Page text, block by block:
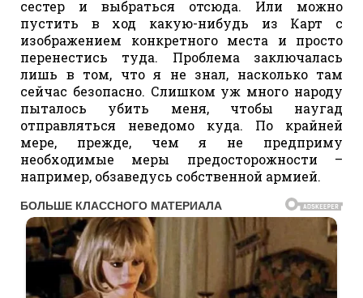
сестер и выбраться отсюда. Или можно
пустить в ход какую-нибудь из Карт с
изображением конкретного места и просто
перенестись туда. Проблема заключалась
лишь в том, что я не знал, насколько там
сейчас безопасно. Слишком уж много народу
пыталось убить меня, чтобы наугад
отправляться неведомо куда. По крайней
мере, прежде, чем я не предприму
необходимые меры предосторожности –
например, обзаведусь собственной армией.